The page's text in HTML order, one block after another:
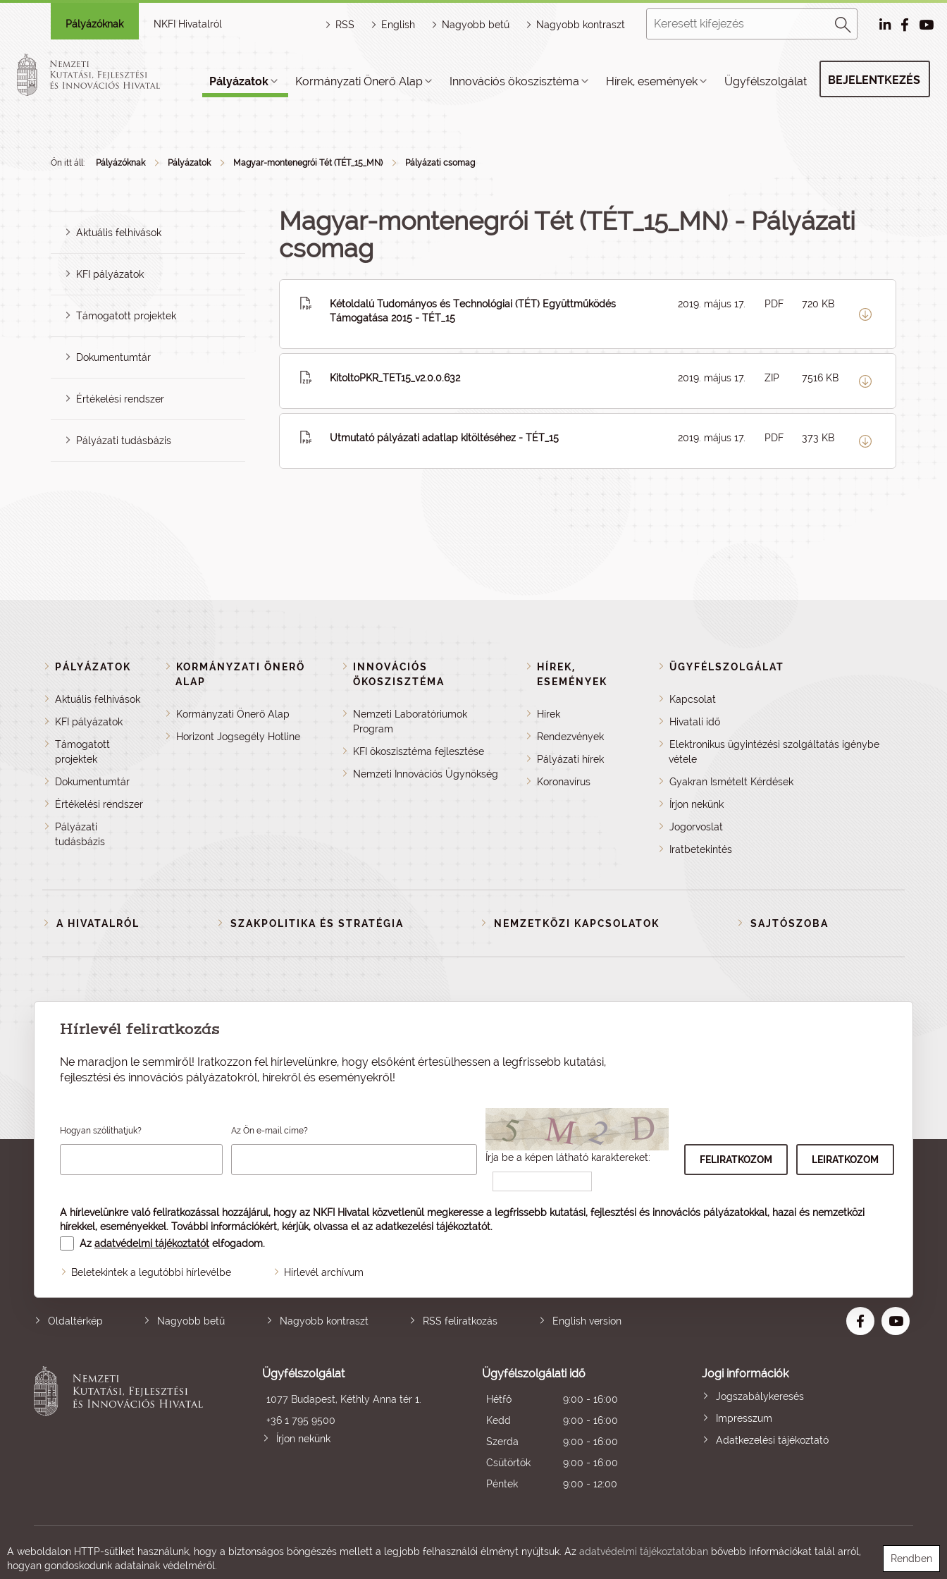
Pályázóknak NKFI Hivatalról RSS English Nagyobb betű Nagyobb kontraszt
Pályázatok Kormányzati Önerő Alap Innovációs ökoszisztéma Hírek, események Ügyfélszolgálat BEJELENTKEZÉS
Ön itt áll: Pályázóknak Pályázatok Magyar-montenegrói Tét (TÉT_15_MN) Pályázati csomag
Aktuális felhívások
KFI pályázatok
Támogatott projektek
Dokumentumtár
Értékelési rendszer
Pályázati tudásbázis
Magyar-montenegrói Tét (TÉT_15_MN) - Pályázati
csomag
Kétoldalú Tudományos és Technológiai (TÉT) Együttműködés
Támogatása 2015 - TÉT_15
2019. május 17. PDF 720 KB
KitoltoPKR_TET15_v2.0.0.632 2019. május 17. ZIP 7516 KB
Utmutató pályázati adatlap kitöltéséhez - TÉT_15 2019. május 17. PDF 373 KB
PÁLYÁZATOK
Aktuális felhívások
KFI pályázatok
Támogatott
projektek
Dokumentumtár
Értékelési rendszer
Pályázati
tudásbázis
KORMÁNYZATI ÖNERŐ
ALAP
Kormányzati Önerő Alap
Horizont Jogsegély Hotline
INNOVÁCIÓS
ÖKOSZISZTÉMA
Nemzeti Laboratóriumok
Program
KFI ökoszisztéma fejlesztése
Nemzeti Innovációs Ügynökség
HÍREK,
ESEMÉNYEK
Hírek
Rendezvények
Pályázati hírek
Koronavírus
ÜGYFÉLSZOLGÁLAT
Kapcsolat
Hivatali idő
Elektronikus ügyintézési szolgáltatás igénybe
vétele
Gyakran Ismételt Kérdések
Írjon nekünk
Jogorvoslat
Iratbetekintés
A HIVATALRÓL SZAKPOLITIKA ÉS STRATÉGIA NEMZETKÖZI KAPCSOLATOK SAJTÓSZOBA
Hírlevél feliratkozás
Ne maradjon le semmiről! Iratkozzon fel hírlevelünkre, hogy elsőként értesülhessen a legfrissebb kutatási,
fejlesztési és innovációs pályázatokról, hírekről és eseményekről!
Hogyan szólíthatjuk? Az Ön e-mail címe?
Írja be a képen látható karaktereket:
A hírlevelünkre való feliratkozással hozzájárul, hogy az NKFI Hivatal közvetlenül megkeresse a legfrissebb kutatási, fejlesztési és innovációs pályázatokkal, hazai és nemzetközi
hírekkel, eseményekkel. További információkért, kérjük, olvassa el az adatkezelési tájékoztatót.
Az adatvédelmi tájékoztatót elfogadom.
Beletekintek a legutóbbi hírlevélbe Hírlevél archívum
Oldaltérkép Nagyobb betű Nagyobb kontraszt RSS feliratkozás English version
Ügyfélszolgálat
1077 Budapest, Kéthly Anna tér 1.
+36 1 795 9500
Írjon nekünk
Ügyfélszolgálati idő
Hétfő
9:00 - 16:00
Kedd
9:00 - 16:00
Szerda
9:00 - 16:00
Csütörtök
9:00 - 16:00
Péntek
9:00 - 12:00
Jogi információk
Jogszabálykeresés
Impresszum
Adatkezelési tájékoztató
A weboldalon HTTP-sütiket használunk, hogy a biztonságos böngészés mellett a legjobb felhasználói élményt nyújtsuk. Az adatvédelmi tájékoztatóban bővebb információkat talál arról,
hogyan gondoskodunk adatainak védelméről.
Rendben